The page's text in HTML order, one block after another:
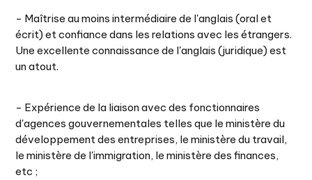
- Maîtrise au moins intermédiaire de l'anglais (oral et
écrit) et confiance dans les relations avec les étrangers.
Une excellente connaissance de l'anglais (juridique) est
un atout.
- Expérience de la liaison avec des fonctionnaires
d'agences gouvernementales telles que le ministère du
développement des entreprises, le ministère du travail,
le ministère de l'immigration, le ministère des finances,
etc ;